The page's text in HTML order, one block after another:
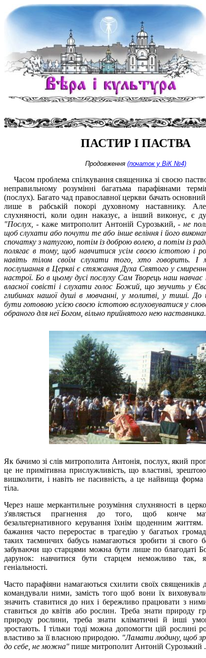
ПАСТИР І ПАСТВА
Продовження (початок у ВіК №4)
Часом проблема спілкування священика зі своєю
неправильному розумінні багатьма парафіянами
(послух). Багато чад православної церкви бачать основний
лише в рабській покорі духовному наставнику.
слухняності, коли один наказує, а інший виконує, є
"Послух, - каже митрополит Антоній Сурозький, -не
щоб слухати або почути те або інше веління і його
спочатку з натугою, потім із доброю волею, а потім із
полягає в тому, щоб навчитися усім своєю істотою і
навіть тілом своїм слухати того, хто говорить. І
послушання в Церкві є стяжання Духа Святого у
настрої. Бо в цьому дусі послуху Сам Творець наш навчає
власної совісті і слухати голос Божий, що звучить у
глибинах нашої душі в мовчанні, у молитві, у тиші. До
бути готовою усією своєю істотою вслуховуватися у
обраного для неї Богом, вільно прийнятого нею
Як бачимо зі слів митрополита Антонія, послух, який
це не примітивна прислужливість, що властиві,
вишколити, і навіть не пасивність, а це найвища форма
тіла.
Через наше меркантильне розуміння слухняності в
з'являється прагнення до того, щоб конче
безальтернативного керування їхнім щоденним
бажання часто переростає в трагедію у багатьох
таких таємничих бабусь намагаються зробити зі свого
забуваючи що старцями можна бути лише по благодаті
дарунок: навчитися бути старцем неможливо так,
геніальності.
Часто парафіяни намагаються схилити своїх
командували ними, замість того щоб вони їх
значить ставитися до них і бережливо працювати з
ставиться до квітів або рослин. Треба знати природу
природу рослини, треба знати кліматичні й інші
зростають. І тільки тоді можна допомогти цій рослині
властиво за її власною природою. "Ламати людину, щоб
до себе, не можна" пише митрополит Антоній Сурозький .